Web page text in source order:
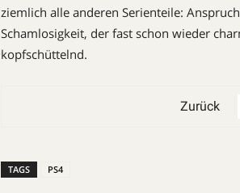
ziemlich alle anderen Serienteile:
Schamlosigkeit, der fast schon wieder
kopfschüttelnd.
Zurück
TAGS PS4